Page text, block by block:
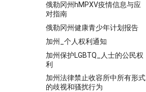
俄勒冈州hMPXV疫情信息与应
对指南
俄勒冈州健康青少年计划报告
加州_个人权利通知
加州保护LGBTQ_人士的公民权
利
加州法律禁止收容所中所有形式
的歧视和骚扰行为